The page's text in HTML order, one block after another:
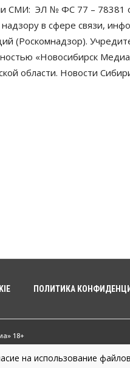
СМИ: ЭЛ № ФС 77 – 78381
в сфере связи,
(Роскомнадзор).
«Новосибирск
области. Новости
ПОЛИТИКА
18+
Сибири
на использование